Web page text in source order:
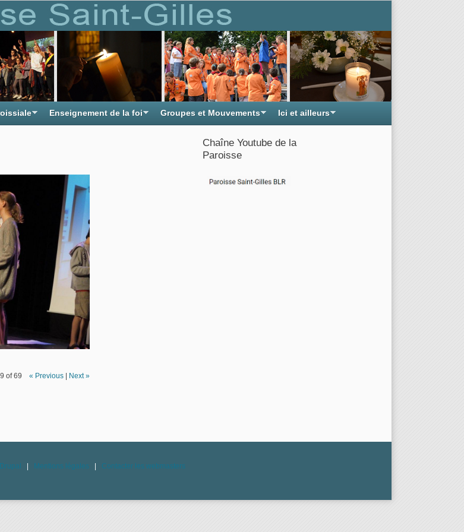
of 69 « Previous Next »
Enseignement de la foi Groupes et Mouvements Ici et ailleurs
Chaîne Youtube de la
Paroisse
Drupal Mentions légales Contacter les webmasters